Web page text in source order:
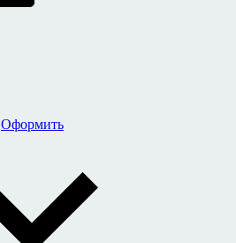
Оформить